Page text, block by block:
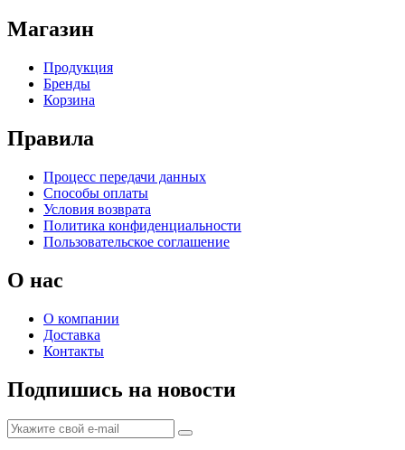
Магазин
Продукция
Бренды
Корзина
Правила
Процесс передачи данных
Способы оплаты
Условия возврата
Политика конфиденциальности
Пользовательское соглашение
О нас
О компании
Доставка
Контакты
Подпишись на новости